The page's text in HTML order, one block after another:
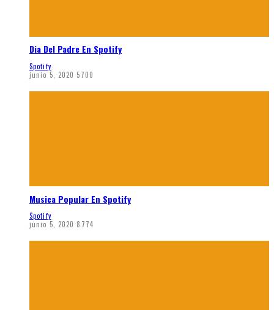
Dia Del Padre En Spotify
Spotify
junio 5, 2020 5700
Musica Popular En Spotify
Spotify
junio 5, 2020 8774